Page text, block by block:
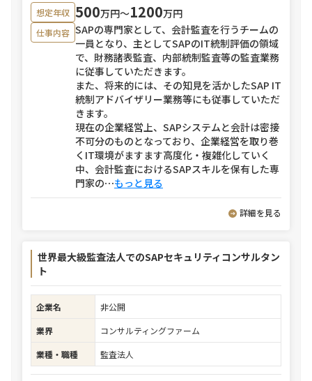
想定年収 500万円〜1200万円
仕事内容 SAPの専門家として、会計監査を行うチームの
一員となり、主としてSAPのIT統制評価の領域
で、財務諸表監査、内部統制監査等の監査業務
に従事していただきます。
また、将来的には、その知見を活かしたSAP IT
統制アドバイザリー業務等にも従事していただ
きます。
現在の企業経営上、SAPシステムと会計は密接
不可分のものとなっており、企業経営を取り巻
くIT環境がますます高度化・複雑化していく
中、会計監査におけるSAPスキルを保有した専
門家の⋯もっと見る
詳細を見る
世界最大級監査法人でのSAPセキュリティコンサルタン
ト
企業名
非公開
業界
コンサルティングファーム
業種・職種
監査法人